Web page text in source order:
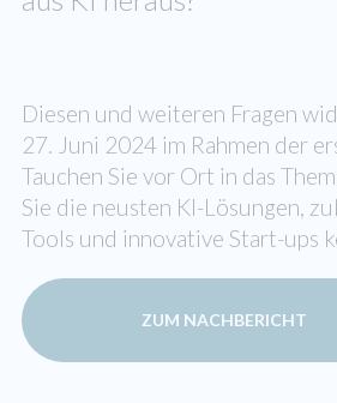
Diesen und weiteren Fragen
27. Juni 2024 im Rahmen der
Tauchen Sie vor Ort in das
Sie die neusten KI-Lösungen,
Tools und innovative Start-ups
ZUM NACHBERICHT